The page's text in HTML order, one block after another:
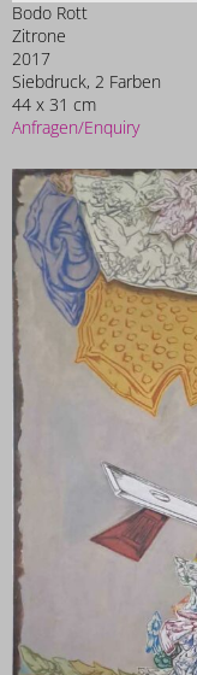
Bodo Rott
Zitrone
2017
Siebdruck, 2 Farben
44 x 31 cm
Anfragen/Enquiry